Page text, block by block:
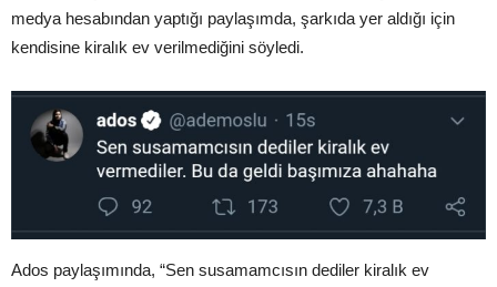
medya hesabından yaptığı paylaşımda, şarkıda yer aldığı için
kendisine kiralık ev verilmediğini söyledi.
Ados paylaşımında, “Sen susamamcısın dediler kiralık ev